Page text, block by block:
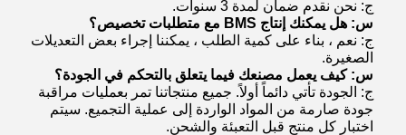
ج: نحن نقدم ضمان لمدة 3 سنوات.
س: هل يمكنك إنتاج BMS مع متطلبات تخصيص؟
ج: نعم ، بناء على كمية الطلب ، يمكننا إجراء بعض التعديلات
الصغيرة.
س: كيف يعمل مصنعك فيما يتعلق بالتحكم في الجودة؟
ج: الجودة تأتي دائماً أولاً. جميع منتجاتنا تمر بعمليات مراقبة
جودة صارمة من المواد الواردة إلى عملية التجميع. سيتم
اختبار كل منتج قبل التعبئة والشحن.